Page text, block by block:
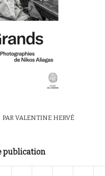
PAR VALENTINE HERVÉ
publication